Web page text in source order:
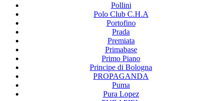
Pollini
Polo Club C.H.A
Portofino
Prada
Premiata
Primabase
Primo Piano
Principe di Bologna
PROPAGANDA
Puma
Pura Lopez